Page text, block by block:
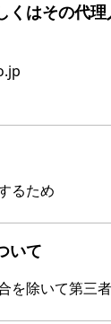
くはその代
るため
いて
除いて第三